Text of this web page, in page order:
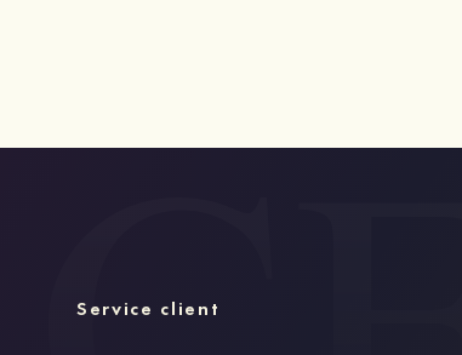
Service client